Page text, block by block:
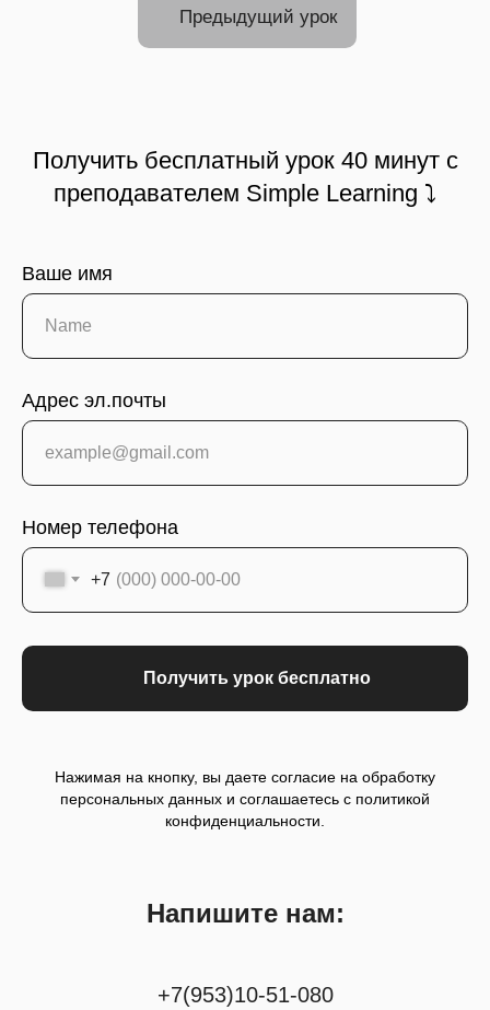
Предыдущий урок
Получить бесплатный урок 40 минут с
преподавателем Simple Learning ⤵
Ваше имя
Адрес эл.почты
Номер телефона
+7
Получить урок бесплатно
Нажимая на кнопку, вы даете согласие на обработку
персональных данных и соглашаетесь c политикой
конфиденциальности.
Напишите нам:
+7(953)10-51-080